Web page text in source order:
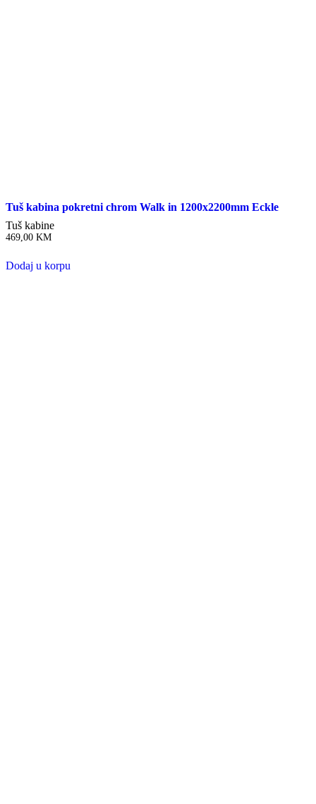
Tuš kabina pokretni chrom Walk in 1200x2200mm Eckle
Tuš kabine
469,00 KM
Dodaj u korpu